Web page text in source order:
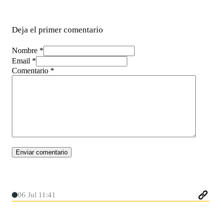
Deja el primer comentario
Nombre *
Email *
Comentario *
06 Jul 11:41